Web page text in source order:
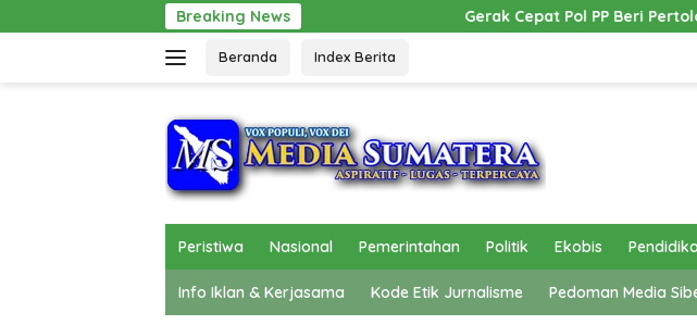
ke
Breaking News Gerak Cepat Pol PP Beri Pertolongan, Mobil Dinas
Beranda Index Berita
Peristiwa Nasional Pemerintahan Politik Ekobis
Info Iklan & Kerjasama Kode Etik Jurnalisme Pedoman Media